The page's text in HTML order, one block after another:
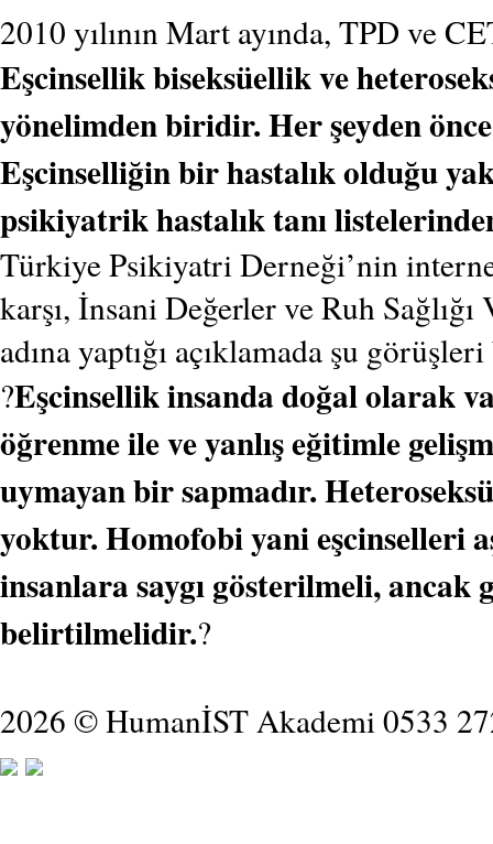
2010 yılının Mart ayında, TPD ve
Eşcinsellik biseksüellik ve
yönelimden biridir. Her şeyden
Eşcinselliğin bir hastalık olduğu
psikiyatrik hastalık tanı
Türkiye Psikiyatri Derneği’nin
karşı, İnsani Değerler ve Ruh
adına yaptığı açıklamada şu
?Eşcinsellik insanda doğal olarak
öğrenme ile ve yanlış eğitimle
uymayan bir sapmadır.
yoktur. Homofobi yani eşcinselleri
insanlara saygı gösterilmeli, ancak
belirtilmelidir.?
2026 © HumanİST Akademi 0533